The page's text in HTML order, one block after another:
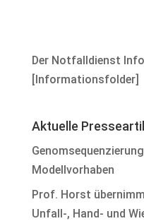
Der Notfalldienst
[Informationsfolder]
Aktuelle
Modellvorhaben
Prof. Horst
Unfall-, Hand- und